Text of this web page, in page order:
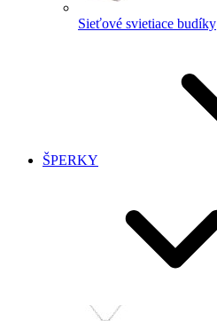
Sieťové svietiace budíky
ŠPERKY